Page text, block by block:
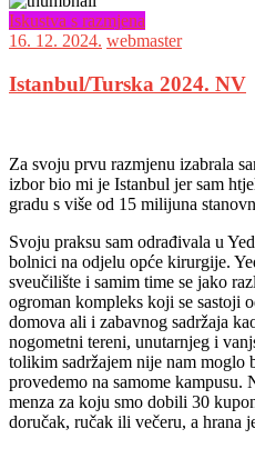
Iskustva s razmjena
16. 12. 2024. webmaster
Istanbul/Turska 2024. NV
Za svoju prvu razmjenu izabrala
izbor bio mi je Istanbul jer sam
gradu s više od 15 milijuna
Svoju praksu sam odrađivala u
bolnici na odjelu opće kirurgije.
sveučilište i samim time se jako
ogroman kompleks koji se sastoji
domova ali i zabavnog sadržaja
nogometni tereni, unutarnjeg i
tolikim sadržajem nije nam moglo
provedemo na samome
menza za koju smo dobili 30
doručak, ručak ili večeru, a hrana